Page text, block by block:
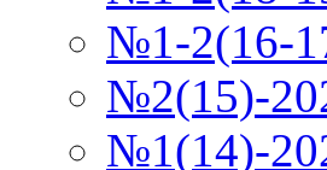
№1-2(16-
№2(15)-
№1(14)-